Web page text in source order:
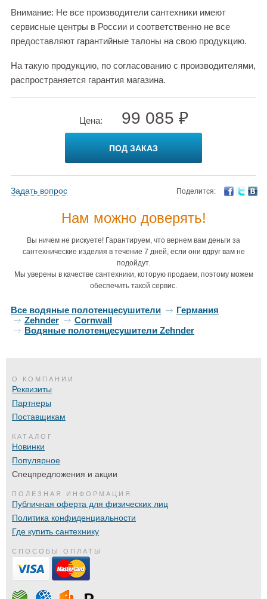
Внимание: Не все производители сантехники имеют
сервисные центры в России и соответственно не все
предоставляют гарантийные талоны на свою продукцию.
На такую продукцию, по согласованию с производителями,
распространяется гарантия магазина.
Цена: 99 085 ₽
ПОД ЗАКАЗ
Задать вопрос Поделится:
Нам можно доверять!
Вы ничем не рискуете! Гарантируем, что вернем вам деньги за
сантехнические изделия в течение 7 дней, если они вдруг вам не
подойдут.
Мы уверены в качестве сантехники, которую продаем, поэтому можем
обеспечить такой сервис.
Все водяные полотенцесушители
Германия
Zehnder
Cornwall
Водяные полотенцесушители Zehnder
О КОМПАНИИ
Реквизиты
Партнеры
Поставщикам
КАТАЛОГ
Новинки
Популярное
Спецпредложения и акции
ПОЛЕЗНАЯ ИНФОРМАЦИЯ
Публичная оферта для физических лиц
Политика конфиденциальности
Где купить сантехнику
СПОСОБЫ ОПЛАТЫ